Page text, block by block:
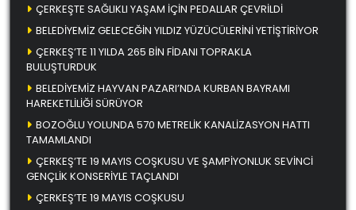
ÇERKEŞTE SAĞLIKLI YAŞAM İÇİN PEDALLAR ÇEVRİLDİ
BELEDİYEMİZ GELECEĞİN YILDIZ YÜZÜCÜLERİNİ YETİŞTİRİYOR
ÇERKEŞ’TE 11 YILDA 265 BİN FİDANI TOPRAKLA
BULUŞTURDUK
BELEDİYEMİZ HAYVAN PAZARI’NDA KURBAN BAYRAMI
HAREKETLİLİĞİ SÜRÜYOR
BOZOĞLU YOLUNDA 570 METRELİK KANALİZASYON HATTI
TAMAMLANDI
ÇERKEŞ’TE 19 MAYIS COŞKUSU VE ŞAMPİYONLUK SEVİNCİ
GENÇLİK KONSERİYLE TAÇLANDI
ÇERKEŞ’TE 19 MAYIS COŞKUSU